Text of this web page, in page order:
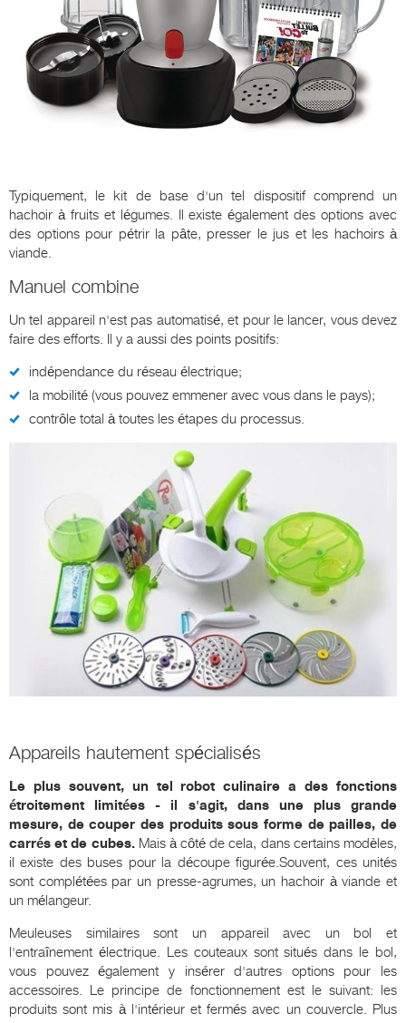
Typiquement, le kit de base d'un tel dispositif comprend un
hachoir à fruits et légumes. Il existe également des options avec
des options pour pétrir la pâte, presser le jus et les hachoirs à
viande.
Manuel combine
Un tel appareil n'est pas automatisé, et pour le lancer, vous devez
faire des efforts. Il y a aussi des points positifs:
indépendance du réseau électrique;
la mobilité (vous pouvez emmener avec vous dans le pays);
contrôle total à toutes les étapes du processus.
Appareils hautement spécialisés
Le plus souvent, un tel robot culinaire a des fonctions
étroitement limitées - il s'agit, dans une plus grande
mesure, de couper des produits sous forme de pailles, de
carrés et de cubes. Mais à côté de cela, dans certains modèles,
il existe des buses pour la découpe figurée.Souvent, ces unités
sont complétées par un presse-agrumes, un hachoir à viande et
un mélangeur.
Meuleuses similaires sont un appareil avec un bol et
l'entraînement électrique. Les couteaux sont situés dans le bol,
vous pouvez également y insérer d'autres options pour les
accessoires. Le principe de fonctionnement est le suivant: les
produits sont mis à l'intérieur et fermés avec un couvercle. Plus